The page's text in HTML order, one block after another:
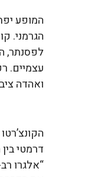
לפסנתר,
עצמיים.
ואהדה
דרמטי
“אלגרו